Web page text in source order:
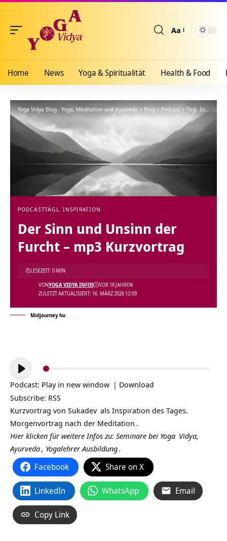
Aa
Home News Yoga & Spiritualität Health & Food
Yoga Vidya Blog - Yoga, Meditation und Ayurveda>Blog>Podcast >Tägl. Inspiration
PODCASTTÄGL. INSPIRATION
Der Sinn und Unsinn der
Furcht – mp3 Kurzvortrag
ZULETZT AKTUALISIERT: 16. MÄRZ 2026 12:09
VONYOGA VIDYA INFOS VOR 18 JAHREN
LESEZEIT: 0 MIN
Midjourney hu
Audio-
Player
Podcast: Play in new window | Download
Subscribe: RSS
Kurzvortrag von Sukadev als Inspiration des Tages.
Morgenvortrag nach der Meditation .
Hier klicken für weitere Infos zu: Seminare bei Yoga Vidya,
Ayurveda, Yogalehrer Ausbildung.
Facebook Share on X
LinkedIn WhatsApp Email
Copy Link